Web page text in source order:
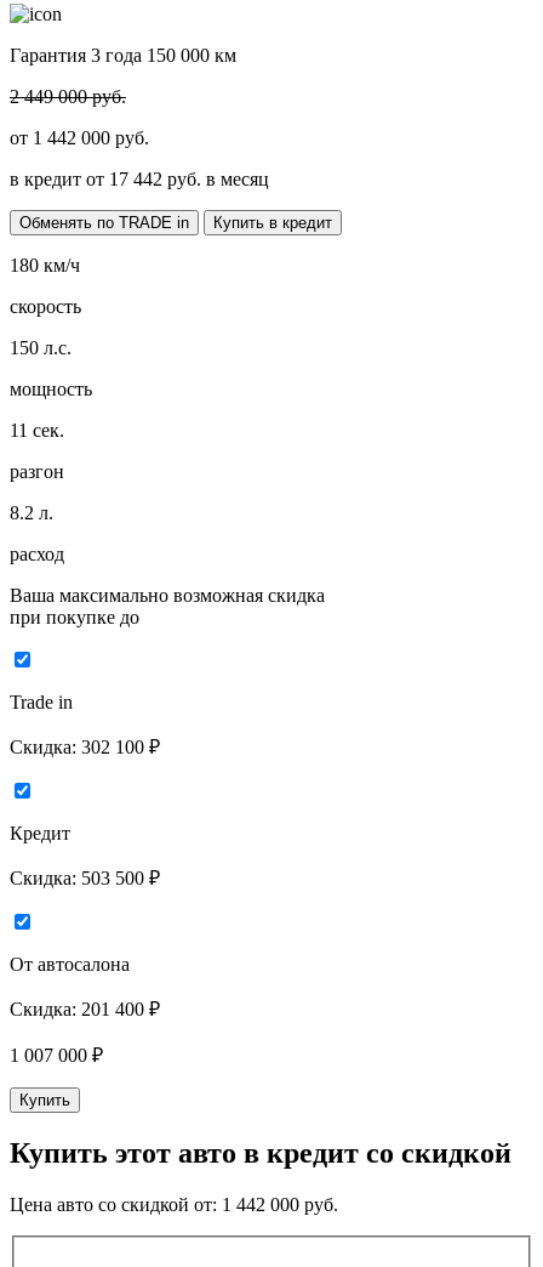
Гарантия 3 года 150 000 км
2 449 000 руб.
от 1 442 000 руб.
в кредит от 17 442 руб. в месяц
Обменять по TRADE in Купить в кредит
180 км/ч
скорость
150 л.с.
мощность
11 сек.
разгон
8.2 л.
расход
Ваша максимально возможная скидка
при покупке до
Trade in
Скидка: 302 100 ₽
Кредит
Скидка: 503 500 ₽
От автосалона
Скидка: 201 400 ₽
1 007 000 ₽
Купить
Купить этот авто в кредит со скидкой
Цена авто со скидкой от: 1 442 000 руб.